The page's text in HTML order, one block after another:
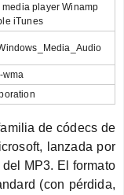
player Winamp
iTunes
wma
de códecs de
lanzada por
MP3. El formato
(con pérdida,